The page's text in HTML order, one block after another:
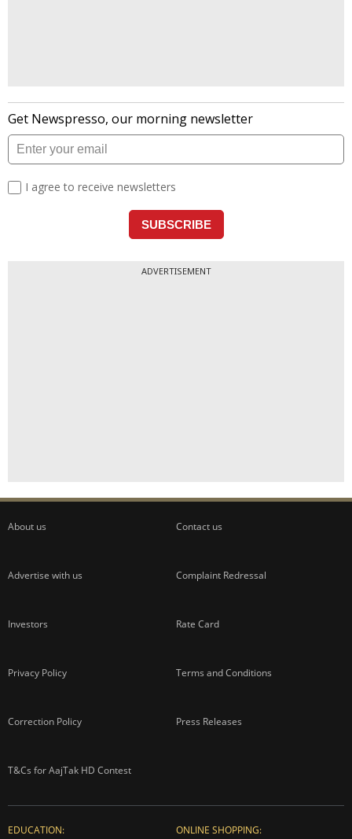
ADVERTISEMENT
About us Contact us
Advertise with us Complaint Redressal
Investors Rate Card
Privacy Policy Terms and Conditions
Correction Policy Press Releases
T&Cs for AajTak HD Contest
EDUCATION: ONLINE SHOPPING: